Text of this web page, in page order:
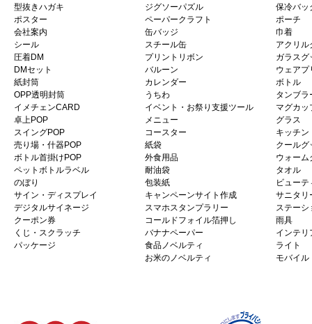
型抜きハガキ
ポスター
会社案内
シール
圧着DM
DMセット
紙封筒
OPP透明封筒
イメチェンCARD
卓上POP
スイングPOP
売り場・什器POP
ボトル首掛けPOP
ペットボトルラベル
のぼり
サイン・ディスプレイ
デジタルサイネージ
クーポン券
くじ・スクラッチ
パッケージ
ジグソーパズル
ペーパークラフト
缶バッジ
スチール缶
プリントリボン
バルーン
カレンダー
うちわ
イベント・お祭り支援ツール
メニュー
コースター
紙袋
外食用品
耐油袋
包装紙
キャンペーンサイト作成
スマホスタンプラリー
コールドフォイル箔押し
バナナペーパー
食品ノベルティ
お米のノベルティ
保冷バッ
ポーチ
巾着
アクリル
ガラスグ
ウェアプ
ボトル
タンブラ
マグカッ
グラス
キッチン
クールグ
ウォーム
タオル
ビューテ
サニタリ
ステーシ
雨具
インテリ
ライト
モバイル